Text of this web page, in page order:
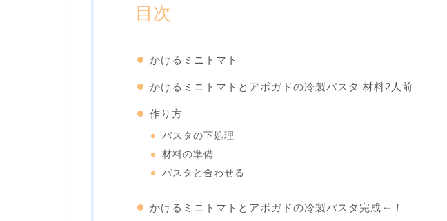
目次
かけるミニトマト
かけるミニトマトとアボガドの冷製パスタ 材料2人前
作り方
パスタの下処理
材料の準備
パスタと合わせる
かけるミニトマトとアボガドの冷製パスタ完成～！